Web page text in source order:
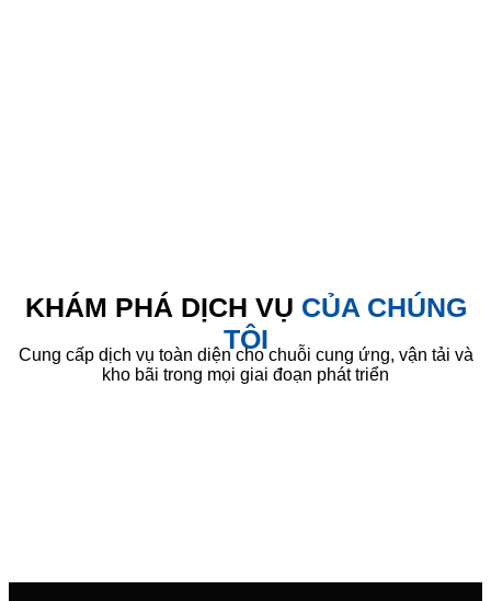
KHÁM PHÁ DỊCH VỤ CỦA CHÚNG
TÔI
Cung cấp dịch vụ toàn diện cho chuỗi cung ứng, vận tải và
kho bãi trong mọi giai đoạn phát triển